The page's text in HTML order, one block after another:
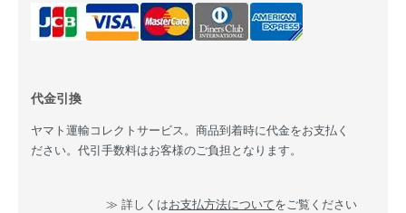
代金引換
ヤマト運輸コレクトサービス。商品到着時に代金をお支払く
ださい。代引手数料はお客様のご負担となります。
≫ 詳しくはお支払方法についてをご覧ください